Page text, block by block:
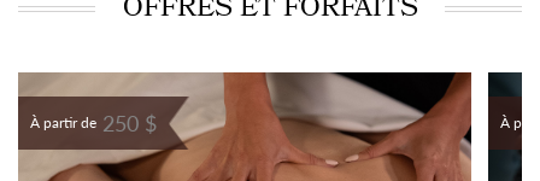
OFFRES ET FORFAITS
À partir de 250 $ À